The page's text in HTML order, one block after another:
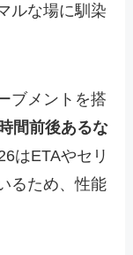
ルな場に馴染
ブメントを搭
間前後あるな
はETAやセリ
るため、性能